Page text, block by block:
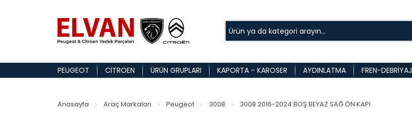
PEUGEOT CITROEN ÜRÜN GRUPLARI KAPORTA - KAROSER AYDINLATMA FREN-DEBRIYAJ
Anasayfa Araç Markaları Peugeot 3008 3008 2016-2024 BOŞ BEYAZ SAĞ ÖN KAPI